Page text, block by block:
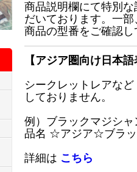
商品説明欄にて特別
だいております。一
商品の型番をご確認し
【アジア圏向け日本
シークレットレアな
しておりません。
例）ブラックマジシ
品名 ☆アジア☆ブラッ
詳細は こちら